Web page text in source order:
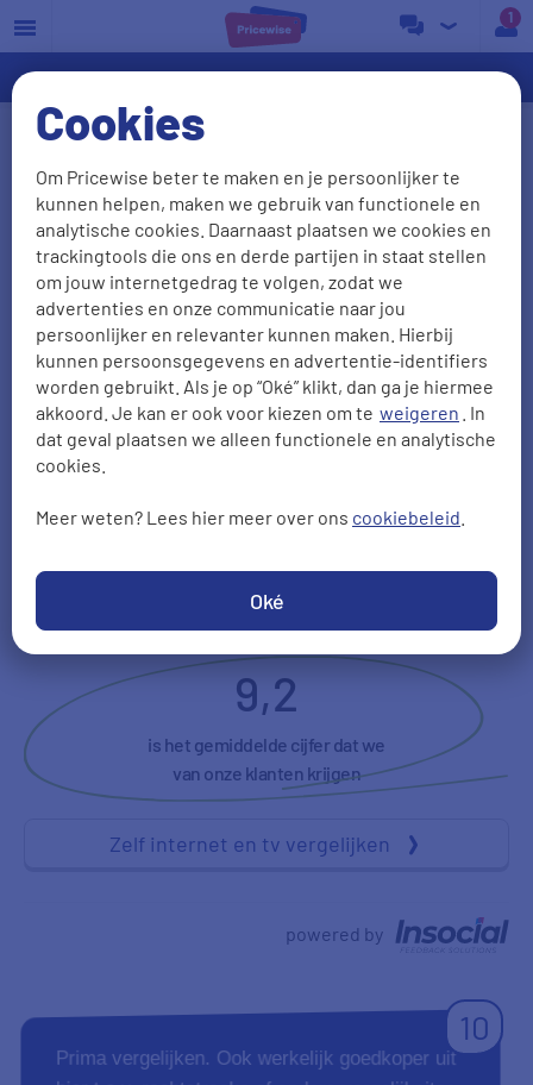
Cookies
Om Pricewise beter te maken en je persoonlijker te
kunnen helpen, maken we gebruik van functionele en
analytische cookies. Daarnaast plaatsen we cookies en
trackingtools die ons en derde partijen in staat stellen
om jouw internetgedrag te volgen, zodat we
advertenties en onze communicatie naar jou
persoonlijker en relevanter kunnen maken. Hierbij
kunnen persoonsgegevens en advertentie-identifiers
worden gebruikt. Als je op “Oké” klikt, dan ga je hiermee
akkoord. Je kan er ook voor kiezen om te weigeren . In
dat geval plaatsen we alleen functionele en analytische
cookies.
Meer weten? Lees hier meer over ons cookiebeleid
Oké
a
vergelijken
We waarderen het als onze klanten vertellen wat ze
van ons vinden. We zijn trots op wat we doen. Maar
ook kritiek is welkom: daar leren we van! Zo
kunnen we je in de toekomst alleen maar beter van
dienst zijn. Hieronder lees je7561 ervaringen van
onze klanten met internet en tv vergelijken.
Duidelijkheid Aanbevelen
NPS
9,2
is het gemiddelde cijfer dat we
van onze klanten krijgen
Zelf internet en tv vergelijken
powered by
10
Prima vergelijken. Ook werkelijk goedkoper uit